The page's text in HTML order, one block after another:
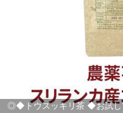
◎◆トウスッキリ茶 ◆お試し